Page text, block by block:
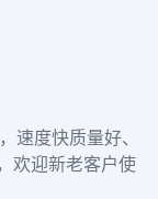
速度快质量好、
欢迎新老客户使